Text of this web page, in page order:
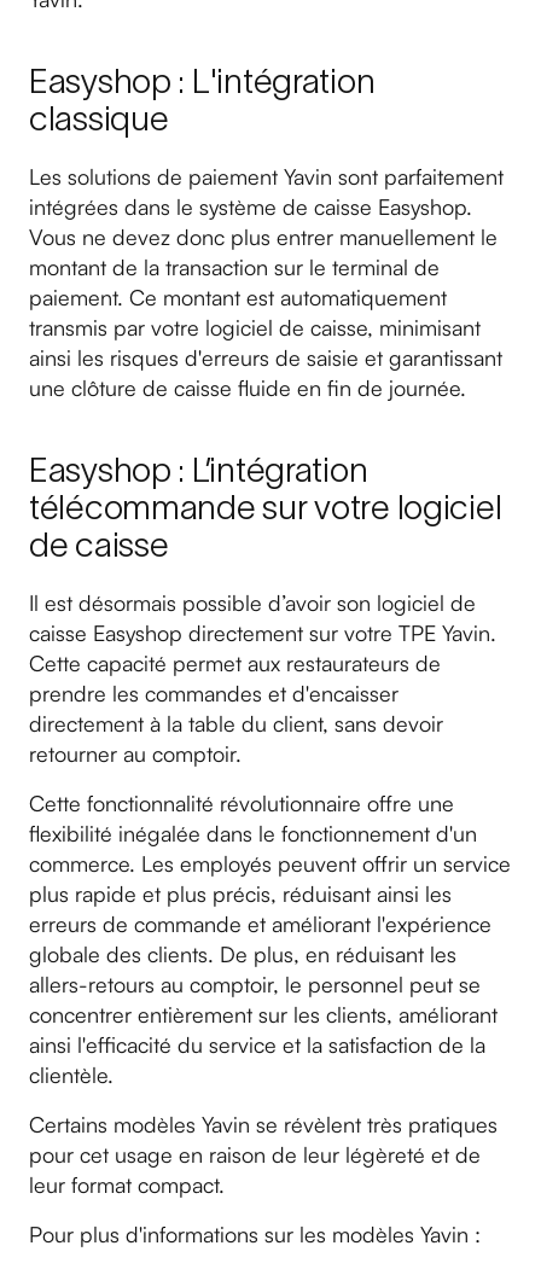
Easyshop : L'intégration
classique
Les solutions de paiement Yavin sont parfaitement
intégrées dans le système de caisse Easyshop.
Vous ne devez donc plus entrer manuellement le
montant de la transaction sur le terminal de
paiement. Ce montant est automatiquement
transmis par votre logiciel de caisse, minimisant
ainsi les risques d'erreurs de saisie et garantissant
une clôture de caisse fluide en fin de journée.
Easyshop : L’intégration
télécommande sur votre logiciel
de caisse
Il est désormais possible d’avoir son logiciel de
caisse Easyshop directement sur votre TPE Yavin.
Cette capacité permet aux restaurateurs de
prendre les commandes et d'encaisser
directement à la table du client, sans devoir
retourner au comptoir.
Cette fonctionnalité révolutionnaire offre une
flexibilité inégalée dans le fonctionnement d'un
commerce. Les employés peuvent offrir un service
plus rapide et plus précis, réduisant ainsi les
erreurs de commande et améliorant l'expérience
globale des clients. De plus, en réduisant les
allers-retours au comptoir, le personnel peut se
concentrer entièrement sur les clients, améliorant
ainsi l'efficacité du service et la satisfaction de la
clientèle.
Certains modèles Yavin se révèlent très pratiques
pour cet usage en raison de leur légèreté et de
leur format compact.
Pour plus d'informations sur les modèles Yavin :